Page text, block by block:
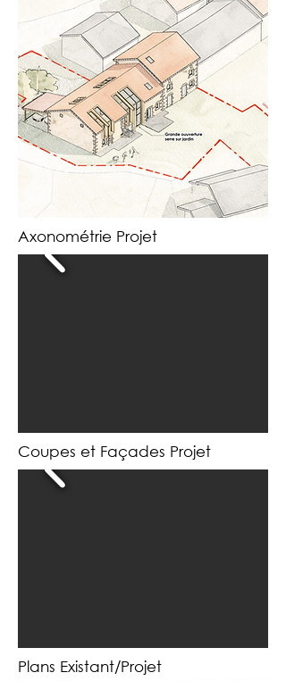
Axonométrie Projet
Coupes et Façades Projet
Plans Existant/Projet